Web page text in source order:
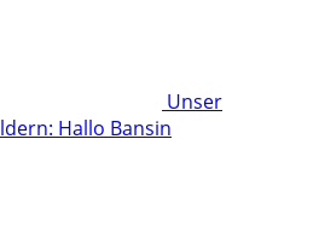
Unser
Hallo Bansin